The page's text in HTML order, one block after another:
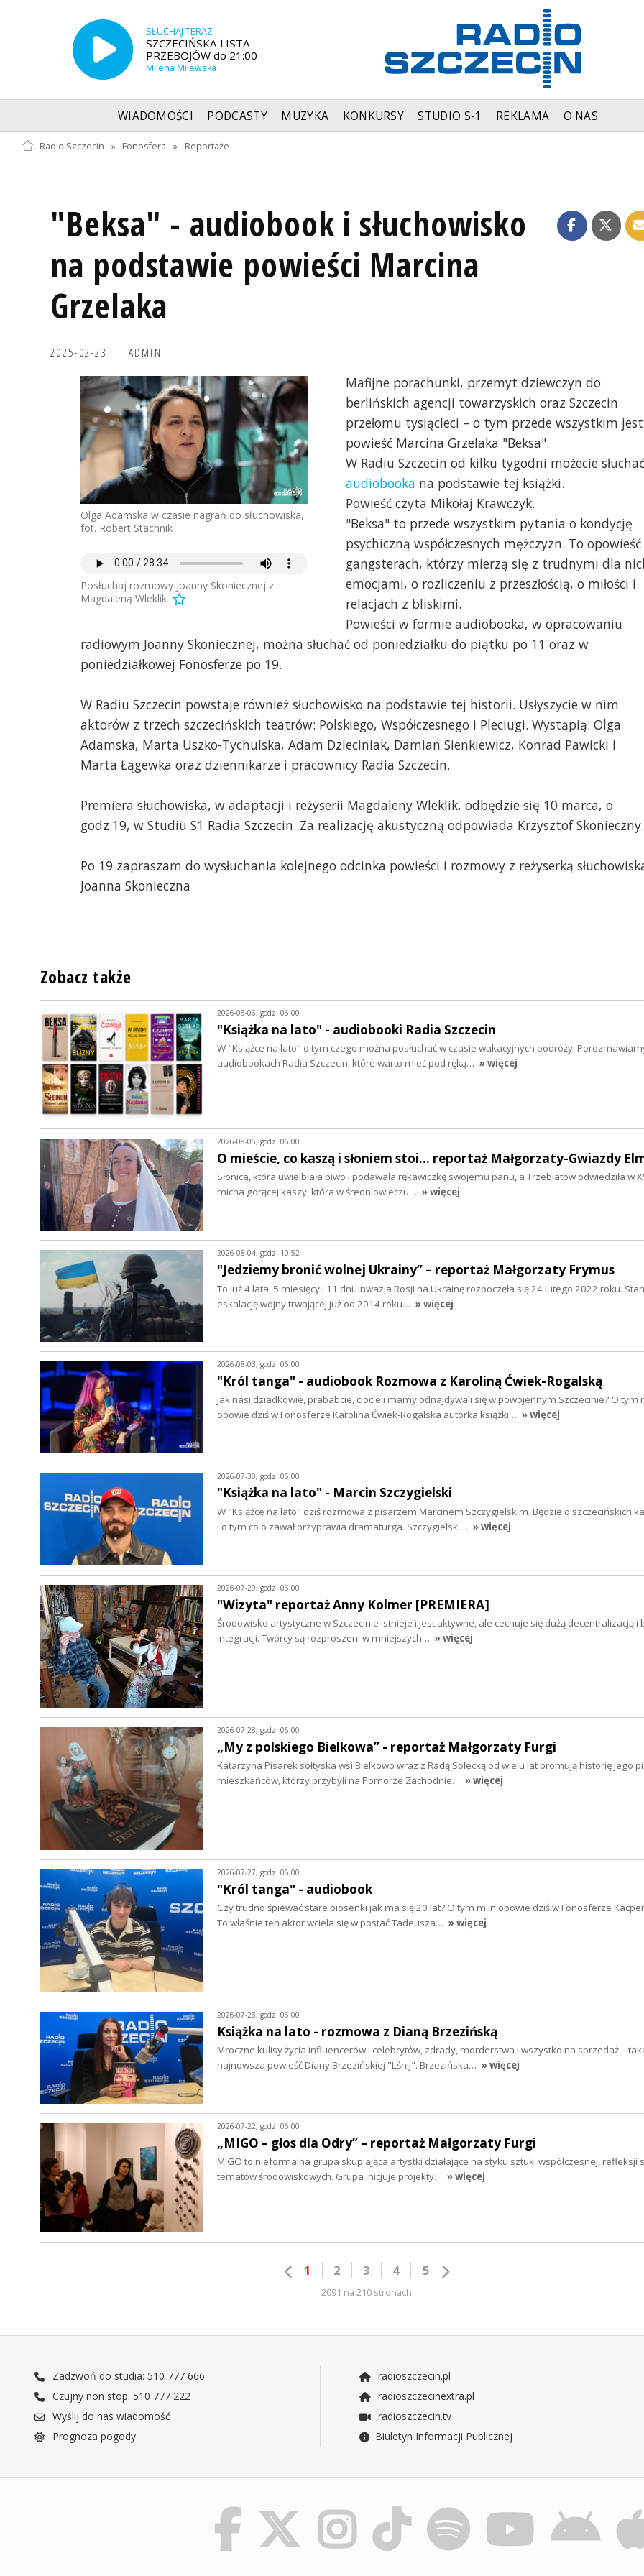
SŁUCHAJ TERAZ
SZCZECIŃSKA LISTA
PRZEBOJÓW do 21:00
Milena Milewska
WIADOMOŚCI PODCASTY MUZYKA KONKURSY STUDIO S-1 REKLAMA O NAS
Radio Szczecin » Fonosfera » Reportaże
"Beksa" - audiobook i słuchowisko
na podstawie powieści Marcina
Grzelaka
2025-02-23 ADMIN
Olga Adamska w czasie nagrań do słuchowiska,
fot. Robert Stachnik
Posłuchaj rozmowy Joanny Skoniecznej z
Magdaleną Wleklik
Mafijne porachunki, przemyt dziewczyn do
berlińskich agencji towarzyskich oraz Szczecin
przełomu tysiącleci – o tym przede wszystkim jest
powieść Marcina Grzelaka "Beksa".
W Radiu Szczecin od kilku tygodni możecie słuchać
audiobooka na podstawie tej książki.
Powieść czyta Mikołaj Krawczyk.
"Beksa" to przede wszystkim pytania o kondycję
psychiczną współczesnych mężczyzn. To opowieść
gangsterach, którzy mierzą się z trudnymi dla
emocjami, o rozliczeniu z przeszłością, o miłości i
relacjach z bliskimi.
Powieści w formie audiobooka, w opracowaniu
radiowym Joanny Skoniecznej, można słuchać od poniedziałku do piątku po 11 oraz w
poniedziałkowej Fonosferze po 19.
W Radiu Szczecin powstaje również słuchowisko na podstawie tej historii. Usłyszycie w nim
aktorów z trzech szczecińskich teatrów: Polskiego, Współczesnego i Pleciugi. Wystąpią: Olga
Adamska, Marta Uszko-Tychulska, Adam Dzieciniak, Damian Sienkiewicz, Konrad Pawicki i
Marta Łągewka oraz dziennikarze i pracownicy Radia Szczecin.
Premiera słuchowiska, w adaptacji i reżyserii Magdaleny Wleklik, odbędzie się 10 marca, o
godz.19, w Studiu S1 Radia Szczecin. Za realizację akustyczną odpowiada Krzysztof Skonieczny.
Po 19 zapraszam do wysłuchania kolejnego odcinka powieści i rozmowy z reżyserką
Joanna Skonieczna
Zobacz także
2026-08-06, godz. 06:00
"Książka na lato" - audiobooki Radia Szczecin
W "Książce na lato" o tym czego można posłuchać w czasie wakacyjnych podróży.
audiobookach Radia Szczecin, które warto mieć pod ręką… » więcej
2026-08-05, godz. 06:00
O mieście, co kaszą i słoniem stoi... reportaż Małgorzaty-Gwiazdy
Słonica, która uwielbiała piwo i podawała rękawiczkę swojemu panu, a Trzebiatów odwiedziła w
micha gorącej kaszy, która w średniowieczu… » więcej
2026-08-04, godz. 10:52
"Jedziemy bronić wolnej Ukrainy” – reportaż Małgorzaty Frymus
To już 4 lata, 5 miesięcy i 11 dni. Inwazja Rosji na Ukrainę rozpoczęła się 24 lutego 2022 roku.
eskalację wojny trwającej już od 2014 roku… » więcej
2026-08-03, godz. 06:00
"Król tanga" - audiobook Rozmowa z Karoliną Ćwiek-Rogalską
Jak nasi dziadkowie, prababcie, ciocie i mamy odnajdywali się w powojennym Szczecinie? O tym
opowie dziś w Fonosferze Karolina Ćwiek-Rogalska autorka książki… » więcej
2026-07-30, godz. 06:00
"Książka na lato" - Marcin Szczygielski
W "Książce na lato" dziś rozmowa z pisarzem Marcinem Szczygielskim. Będzie o szczecińskich
i o tym co o zawał przyprawia dramaturga. Szczygielski… » więcej
2026-07-29, godz. 06:00
"Wizyta" reportaż Anny Kolmer [PREMIERA]
Środowisko artystyczne w Szczecinie istnieje i jest aktywne, ale cechuje się dużą decentralizacją i
integracji. Twórcy są rozproszeni w mniejszych… » więcej
2026-07-28, godz. 06:00
„My z polskiego Bielkowa” - reportaż Małgorzaty Furgi
Katarzyna Pisarek sołtyska wsi Bielkowo wraz z Radą Sołecką od wielu lat promują historię jego
mieszkańców, którzy przybyli na Pomorze Zachodnie… » więcej
2026-07-27, godz. 06:00
"Król tanga" - audiobook
Czy trudno śpiewać stare piosenki jak ma się 20 lat? O tym m.in opowie dziś w Fonosferze
To właśnie ten aktor wciela się w postać Tadeusza… » więcej
2026-07-23, godz. 06:00
Książka na lato - rozmowa z Dianą Brzezińską
Mroczne kulisy życia influencerów i celebrytów, zdrady, morderstwa i wszystko na sprzedaż –
najnowsza powieść Diany Brzezińskiej "Lśnij". Brzezińska… » więcej
2026-07-22, godz. 06:00
„MIGO – głos dla Odry” – reportaż Małgorzaty Furgi
MIGO to nieformalna grupa skupiająca artystki działające na styku sztuki współczesnej, refleksji
tematów środowiskowych. Grupa inicjuje projekty… » więcej
1 2 3 4 5
2091 na 210 stronach
Zadzwoń do studia: 510 777 666
Czujny non stop: 510 777 222
Wyślij do nas wiadomość
Prognoza pogody
radioszczecin.pl
radioszczecinextra.pl
radioszczecin.tv
Biuletyn Informacji Publicznej